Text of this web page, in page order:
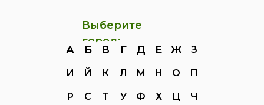
Выберите
город:
А Б В Г Д Е Ж З
И Й К Л М Н О П
Р С Т У Ф Х Ц Ч